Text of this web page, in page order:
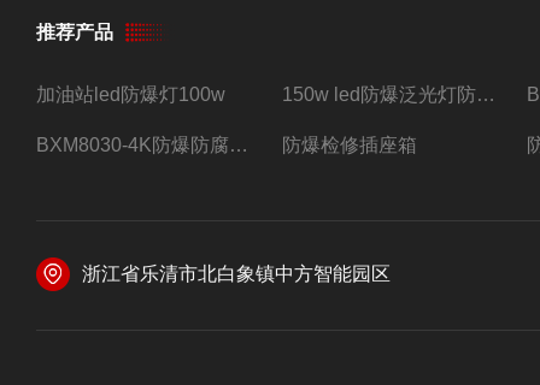
推荐产品
加油站led防爆灯100w 150w led防爆泛光灯防水防尘防爆三防灯
BXM8030-4K防爆防腐照明配电箱四路带总开关 防爆检修插座箱
浙江省乐清市北白象镇中方智能园区